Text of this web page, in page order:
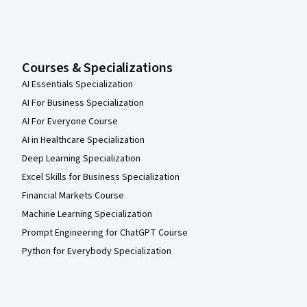
Courses & Specializations
AI Essentials Specialization
AI For Business Specialization
AI For Everyone Course
AI in Healthcare Specialization
Deep Learning Specialization
Excel Skills for Business Specialization
Financial Markets Course
Machine Learning Specialization
Prompt Engineering for ChatGPT Course
Python for Everybody Specialization